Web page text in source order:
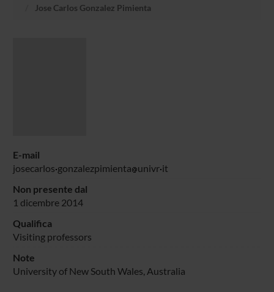
Jose Carlos Gonzalez Pimienta
E-mail
josecarlos gonzalezpimienta univr it
Non presente dal
1 dicembre 2014
Qualifica
Visiting professors
Note
University of New South Wales, Australia